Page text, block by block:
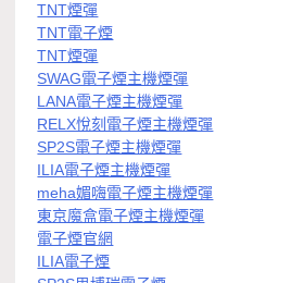
TNT煙彈
TNT電子煙
TNT煙彈
SWAG電子煙主機煙彈
LANA電子煙主機煙彈
RELX悅刻電子煙主機煙彈
SP2S電子煙主機煙彈
ILIA電子煙主機煙彈
meha媚嗨電子煙主機煙彈
東京魔盒電子煙主機煙彈
電子煙官網
ILIA電子煙